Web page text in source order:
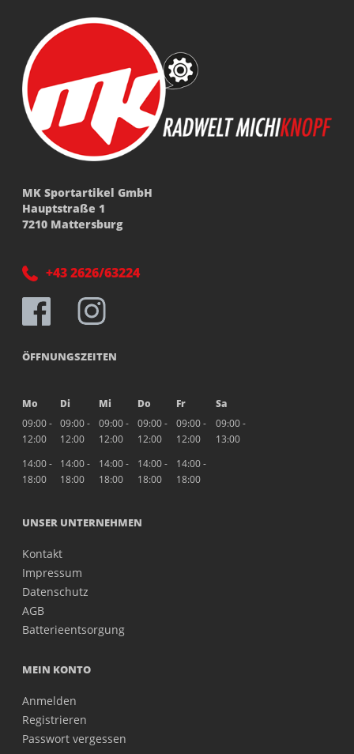
MK Sportartikel GmbH
Hauptstraße 1
7210 Mattersburg
+43 2626/63224
ÖFFNUNGSZEITEN
Mo Di Mi Do Fr
Sa
09:00 -
12:00
09:00 -
12:00
09:00 -
12:00
09:00 -
12:00
09:00 -
12:00
09:00 -
13:00
14:00 -
18:00
14:00 -
18:00
14:00 -
18:00
14:00 -
18:00
14:00 -
18:00
UNSER UNTERNEHMEN
Kontakt
Impressum
Datenschutz
AGB
Batterieentsorgung
MEIN KONTO
Anmelden
Registrieren
Passwort vergessen